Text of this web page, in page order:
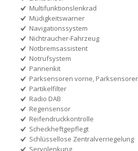
Multifunktionslenkrad
Müdigkeitswarner
Navigationssystem
Nichtraucher-Fahrzeug
Notbremsassistent
Notrufsystem
Pannenkit
Parksensoren vorne,
Partikelfilter
Radio DAB
Regensensor
Reifendruckkontrolle
Scheckheftgepflegt
Schlüssellose Zentralverriegelung
Servolenkung